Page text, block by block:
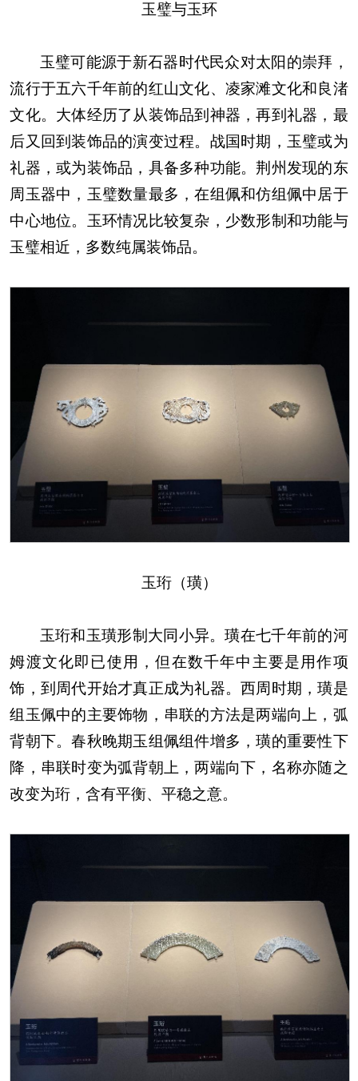
玉璧与玉环
玉璧可能源于新石器时代民众对太阳的崇拜，
流行于五六千年前的红山文化、凌家滩文化和良渚
文化。大体经历了从装饰品到神器，再到礼器，最
后又回到装饰品的演变过程。战国时期，玉璧或为
礼器，或为装饰品，具备多种功能。荆州发现的东
周玉器中，玉璧数量最多，在组佩和仿组佩中居于
中心地位。玉环情况比较复杂，少数形制和功能与
玉璧相近，多数纯属装饰品。
玉珩（璜）
玉珩和玉璜形制大同小异。璜在七千年前的河
姆渡文化即已使用，但在数千年中主要是用作项
饰，到周代开始才真正成为礼器。西周时期，璜是
组玉佩中的主要饰物，串联的方法是两端向上，弧
背朝下。春秋晚期玉组佩组件增多，璜的重要性下
降，串联时变为弧背朝上，两端向下，名称亦随之
改变为珩，含有平衡、平稳之意。